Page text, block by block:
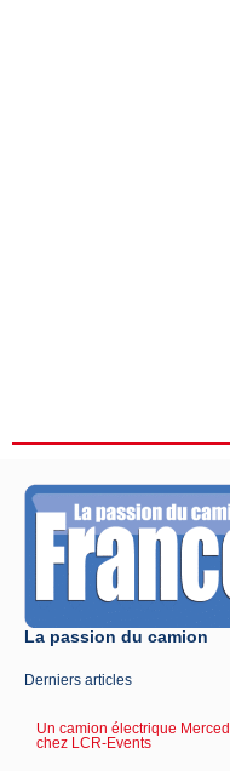
La passion du camion
Derniers articles
Un camion électrique
chez LCR-Events